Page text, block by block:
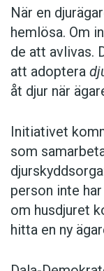
När en
hemlösa. Om
de att avlivas.
att adoptera
åt djur när
Initiativet
som
person inte
om husdjuret
hitta en ny